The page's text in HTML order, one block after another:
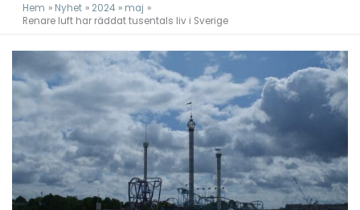
Hem Nyhet 2024
maj
Renare luft har räddat tusentals liv i Sverige